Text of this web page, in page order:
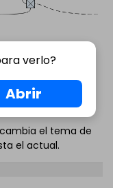
el tema de
el actual.
verlo?
Abrir